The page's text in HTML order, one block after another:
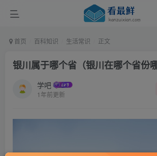
首页 百科知识 生活常识 正文
银川属于哪个省（银川在哪个省份哪
学吧
1年前更新